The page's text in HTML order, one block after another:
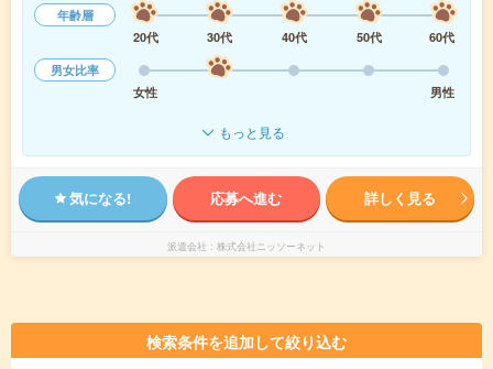
年齢層
20代
30代 40代 50代
60代
男女比率
女性
男性
もっと見る
気になる! 応募へ進む 詳しく見る
派遣会社 株式会社ニッソーネット
検索条件を追加して絞り込む